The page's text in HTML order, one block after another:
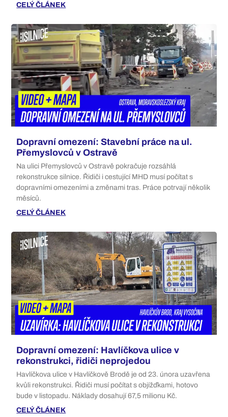
CELÝ ČLÁNEK
Dopravní omezení: Stavební práce na ul.
Přemyslovců v Ostravě
Na ulici Přemyslovců v Ostravě pokračuje rozsáhlá
rekonstrukce silnice. Řidiči i cestující MHD musí počítat s
dopravními omezeními a změnami tras. Práce potrvají několik
měsíců.
CELÝ ČLÁNEK
Dopravní omezení: Havlíčkova ulice v
rekonstrukci, řidiči neprojedou
Havlíčkova ulice v Havlíčkově Brodě je od 23. února uzavřena
kvůli rekonstrukci. Řidiči musí počítat s objížďkami, hotovo
bude v listopadu. Náklady dosahují 67,5 milionu Kč.
CELÝ ČLÁNEK